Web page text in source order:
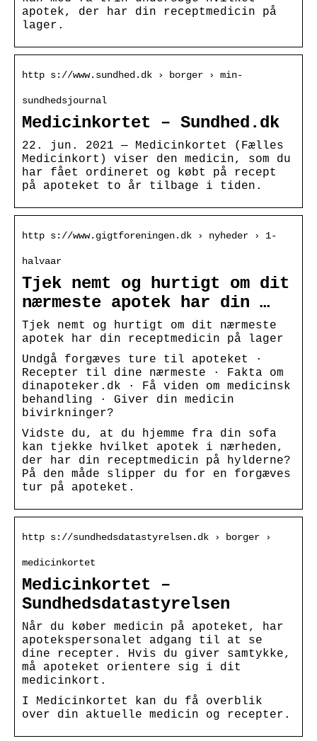
apotek, der har din receptmedicin på
lager.
http s://www.sundhed.dk › borger › min-
sundhedsjournal
Medicinkortet – Sundhed.dk
22. jun. 2021 — Medicinkortet (Fælles
Medicinkort) viser den medicin, som du
har fået ordineret og købt på recept
på apoteket to år tilbage i tiden.
http s://www.gigtforeningen.dk › nyheder › 1-
halvaar
Tjek nemt og hurtigt om dit
nærmeste apotek har din …
Tjek nemt og hurtigt om dit nærmeste
apotek har din receptmedicin på lager
Undgå forgæves ture til apoteket ·
Recepter til dine nærmeste · Fakta om
dinapoteker.dk · Få viden om medicinsk
behandling · Giver din medicin
bivirkninger?
Vidste du, at du hjemme fra din sofa
kan tjekke hvilket apotek i nærheden,
der har din receptmedicin på hylderne?
På den måde slipper du for en forgæves
tur på apoteket.
http s://sundhedsdatastyrelsen.dk › borger ›
medicinkortet
Medicinkortet –
Sundhedsdatastyrelsen
Når du køber medicin på apoteket, har
apotekspersonalet adgang til at se
dine recepter. Hvis du giver samtykke,
må apoteket orientere sig i dit
medicinkort.
I Medicinkortet kan du få overblik
over din aktuelle medicin og recepter.